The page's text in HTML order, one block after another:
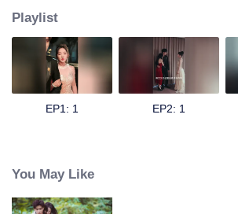
Playlist
EP1: 1 EP2: 1
You May Like